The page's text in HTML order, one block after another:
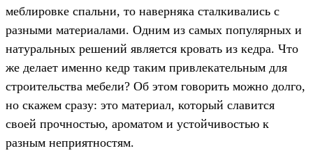
меблировке спальни, то наверняка сталкивались с
разными материалами. Одним из самых популярных и
натуральных решений является кровать из кедра. Что
же делает именно кедр таким привлекательным для
строительства мебели? Об этом говорить можно долго,
но скажем сразу: это материал, который славится
своей прочностью, ароматом и устойчивостью к
разным неприятностям.